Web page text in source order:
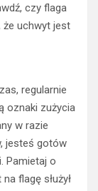
czy flaga
że uchwyt jest
regularnie
oznaki zużycia
w razie
jesteś gotów
Pamietaj o
flagę służył